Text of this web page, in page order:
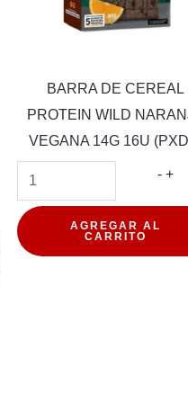
BARRA DE CEREAL
PROTEIN WILD
VEGANA 14G 16U
- +
AGREGAR AL
CARRITO